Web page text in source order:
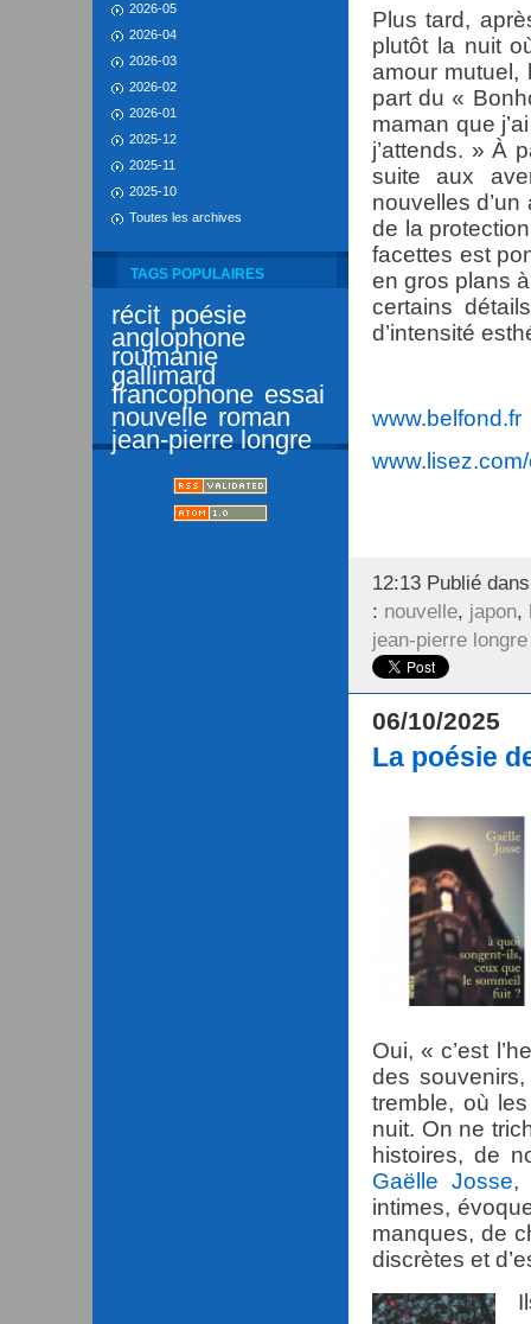
2026-05
2026-04
2026-03
2026-02
2026-01
2025-12
2025-11
2025-10
Toutes les archives
TAGS POPULAIRES
récit poésie
anglophone
roumanie
gallimard
francophone essai
nouvelle roman
jean-pierre longre
Plus tard,
plutôt la nuit
amour mutuel,
part du «
maman que
j’attends. » À
suite aux
nouvelles
de la
facettes est
en gros plans
certains
d’intensité
www.belfond.fr
12:13 Publié
: nouvelle, japon,
jean-pierre longre
06/10/2025
La poésie
Oui, « c’est
des
tremble, où
nuit. On ne
histoires, de
Gaëlle Josse,
intimes,
manques, de
discrètes et